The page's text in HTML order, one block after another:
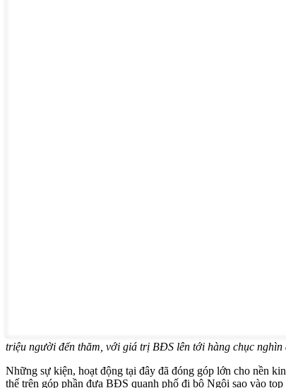
triệu người đến thăm, với giá trị BĐS lên tới hàng chục nghìn
Những sự kiện, hoạt động tại đây đã đóng góp lớn cho nền
thế trên góp phần đưa BĐS quanh phố đi bộ Ngôi sao vào